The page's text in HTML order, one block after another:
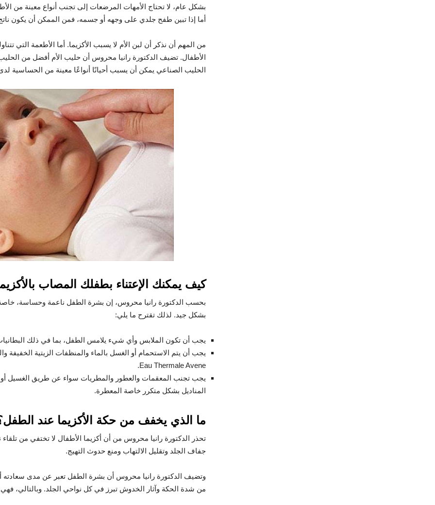
بشكل عام، لا تحتاج الأمهات المرضعات إلى تجنب أنواع معينة من
أما إذا تبين طفح جلدي على وجهه أو جسمه، فمن الممكن أن يكون
من المهم أن نذكر أن لبن الأم لا يسبب الأكزيما. أما الأطعمة التي
الأطفال. تضيف الدكتورة رانيا محروس أن حليب الأم أفضل من
الحليب الصناعي يمكن أن يسبب أحيانًا أنواعًا معينة من الحساسية
كيف يمكنك الإعتناء بطفلك المصاب
بحسب الدكتورة رانيا محروس، إن بشرة الطفل ناعمة وحساسة، خاصة
بشكل جيد. لذلك تقترح ما يلي:
يجب أن تكون الملابس وأي شيء يلامس الطفل، بما في ذلك
يجب أن يتم الاستحمام أو الغسل بالماء والمنظفات الزيتية الخفيفة
Eau Thermale Avene.
يجب تجنب المعقمات والعطور والمطريات سواء عن طريق الغسيل
المناديل بشكل متكرر خاصة المعطرة.
ما الذي يخفف من حكة الأكزيما عند
تحذر الدكتورة رانيا محروس من أن أكزيما الأطفال لا تختفي من
جفاف الجلد وتقليل الالتهاب ومنع حدوث التهيج.
وتضيف الدكتورة رانيا محروس أن بشرة الطفل تعبر عن مدى سعادته
من شدة الحكة وآثار الخدوش تبرز في كل نواحي الجلد. وبالتالي، فهي